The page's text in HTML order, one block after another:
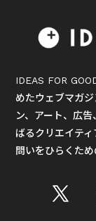
IDEAS FOR
めたウェブマガ
ン、アート、広
ばるクリエイテ
問いをひらくた